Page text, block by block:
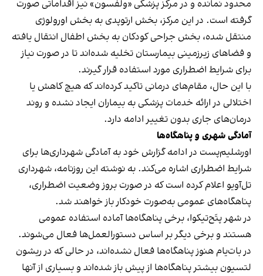
محدود نمانده و در مرکز پزشکی «ولفسون» نیز اقداماتی صورت
گرفته است. در این مرکز، بخش ارتوپدی به بخش اورولوژی
منتقل شده، بخش جراحی کودکان به بخش اطفال انتقال یافته
و فضاهای زیرزمینی بیمارستان تخلیه شده‌اند تا در صورت نیاز
برای شرایط اضطراری مورد استفاده قرار گیرند.
با این حال، مقام‌های درمانی تاکید کرده‌اند که هیچ کاهش یا
اختلالی در ارائه خدمات پزشکی به بیماران ایجاد نشده و روند
درمان‌های جاری بدون تغییر ادامه دارد.
آمادگی شهری و پناهگاه‌ها
اورشلیم‌پست در ادامه گزارش خود به آمادگی شهرداری‌ها برای
شرایط اضطراری اشاره می‌کند. به نوشته این روزنامه، شهرداری
تل‌آویو اعلام کرده است که در صورت بروز وضعیت اضطراری،
پناهگاه‌های عمومی به‌صورت خودکار باز خواهند شد.
در شهر پتَح‌تیکوا، برخی پناهگاه‌ها آماده استفاده عمومی
هستند و برخی دیگر بر اساس دستورالعمل‌ها فعال می‌شوند.
در بات‌یام هنوز پناهگاه‌ها فعال نشده‌اند، در حالی که در ریشون
لتسیون بیشتر پناهگاه‌ها از پیش باز شده‌اند و بسیاری از آنها